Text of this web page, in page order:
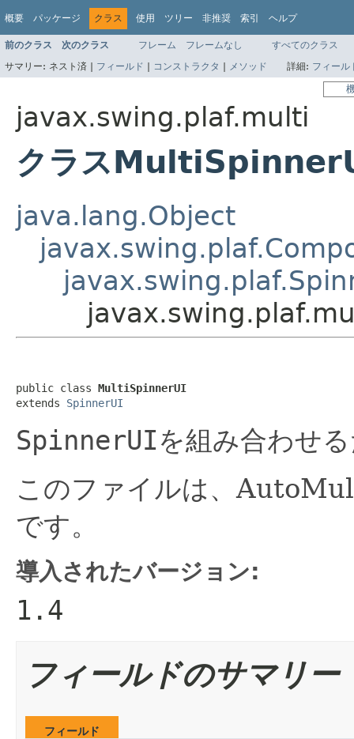
概要 パッケージ クラス 使用 ツリー 非推奨 索引 ヘルプ
前のクラス 次のクラス フレーム フレームなし
すべてのクラス
サマリー: ネスト済 | フィールド | コンストラクタ | メソッド 詳細: フィール
javax.swing.plaf.multi
クラス
java.lang.Object
public class MultiSpinnerUI
extends SpinnerUI
SpinnerUIを組み合わせ
このファイルは、
です。
導入されたバージョン:
1.4
フィールドのサマリー
フィールド